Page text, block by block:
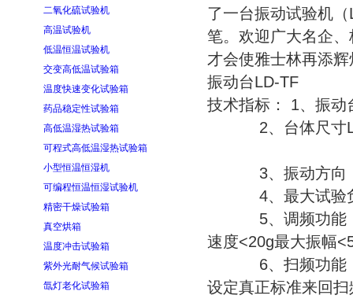
二氧化硫试验机
高温试验机
低温恒温试验机
交变高低温试验箱
温度快速变化试验箱
药品稳定性试验箱
高低温湿热试验箱
可程式高低温湿热试验箱
小型恒温恒湿机
可编程恒温恒湿试验机
精密干燥试验箱
真空烘箱
温度冲击试验箱
紫外光耐气候试验箱
氙灯老化试验箱
了一台振动试验机
笔。欢迎广大名企
才会使雅士林再添辉
振动台LD-TF
技术指标： 1、振
2、台体尺寸
3、振动方向：
4、最大试验负
5、调频功能（1
速度<20g最大振幅
6、扫频功能（1
设定真正标准来回